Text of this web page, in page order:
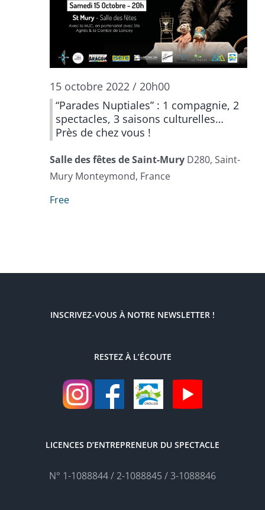
15 octobre 2022 / 20h00
“Parades Nuptiales” : 1 compagnie, 2
spectacles, 3 saisons culturelles…
Près de chez vous !
Salle des fêtes de Saint-Mury D280, Saint-
Mury Monteymond, France
Free
INSCRIVEZ-VOUS À NOTRE NEWSLETTER !
RESTEZ À L’ÉCOUTE
LICENCES D’ENTREPRENEUR DU SPECTACLE
N° 1-1088844 / 2-1088845 / 3-1088846